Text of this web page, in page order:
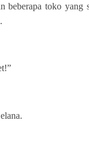
beberapa toko